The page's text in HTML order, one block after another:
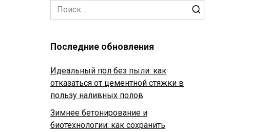
Search
for:
Последние обновления
Идеальный пол без пыли: как
отказаться от цементной стяжки в
пользу наливных полов
Зимнее бетонирование и
биотехнологии: как сохранить